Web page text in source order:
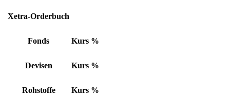
Xetra-Orderbuch
Fonds Kurs %
Devisen Kurs %
Rohstoffe Kurs %